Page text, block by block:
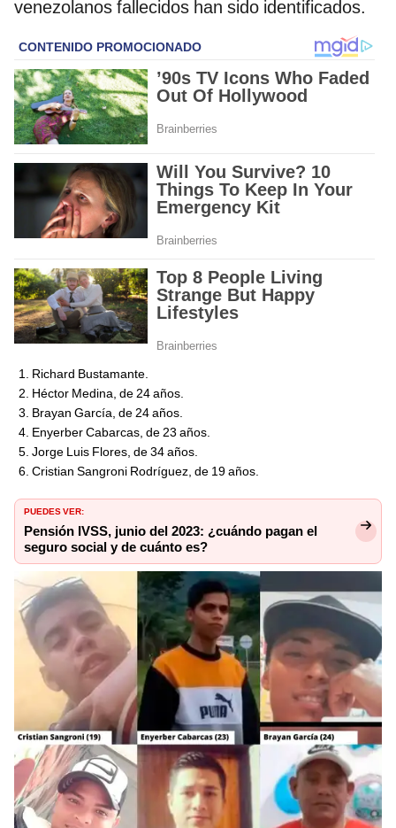
venezolanos fallecidos han sido identificados.
Richard Bustamante.
Héctor Medina, de 24 años.
Brayan García, de 24 años.
Enyerber Cabarcas, de 23 años.
Jorge Luis Flores, de 34 años.
Cristian Sangroni Rodríguez, de 19 años.
PUEDES VER:
Pensión IVSS, junio del 2023: ¿cuándo pagan el
seguro social y de cuánto es?